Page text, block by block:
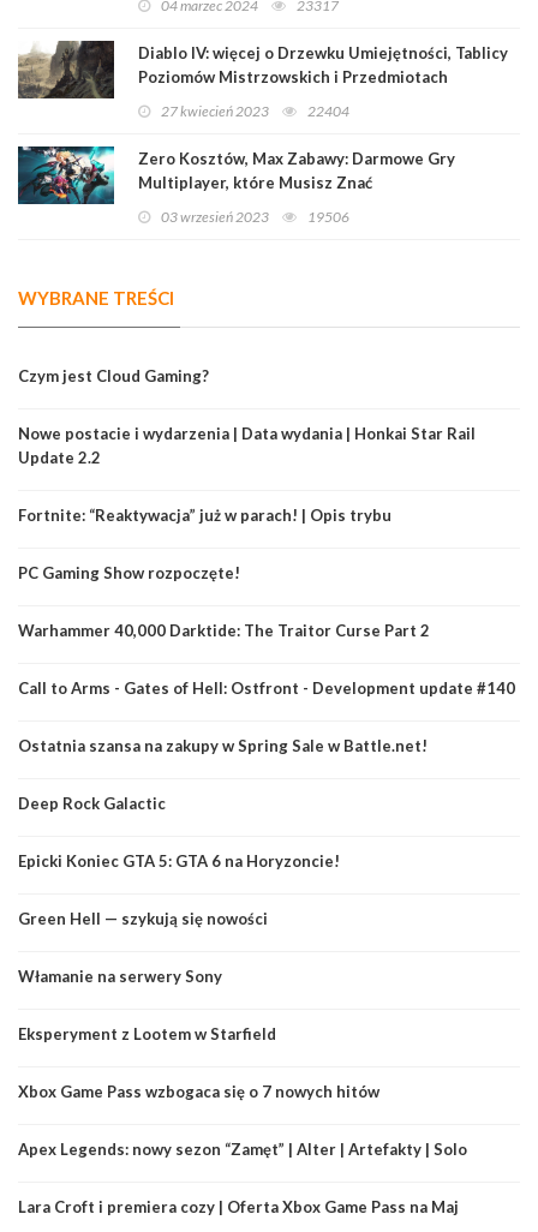
04 marzec 2024 23317
Diablo IV: więcej o Drzewku Umiejętności, Tablicy
Poziomów Mistrzowskich i Przedmiotach
Legendarnych
27 kwiecień 2023 22404
Zero Kosztów, Max Zabawy: Darmowe Gry
Multiplayer, które Musisz Znać
03 wrzesień 2023 19506
WYBRANE TREŚCI
Czym jest Cloud Gaming?
Nowe postacie i wydarzenia | Data wydania | Honkai Star Rail
Update 2.2
Fortnite: “Reaktywacja” już w parach! | Opis trybu
PC Gaming Show rozpoczęte!
Warhammer 40,000 Darktide: The Traitor Curse Part 2
Call to Arms - Gates of Hell: Ostfront - Development update #140
Ostatnia szansa na zakupy w Spring Sale w Battle.net!
Deep Rock Galactic
Epicki Koniec GTA 5: GTA 6 na Horyzoncie!
Green Hell — szykują się nowości
Włamanie na serwery Sony
Eksperyment z Lootem w Starfield
Xbox Game Pass wzbogaca się o 7 nowych hitów
Apex Legends: nowy sezon “Zamęt” | Alter | Artefakty | Solo
Lara Croft i premiera cozy | Oferta Xbox Game Pass na Maj